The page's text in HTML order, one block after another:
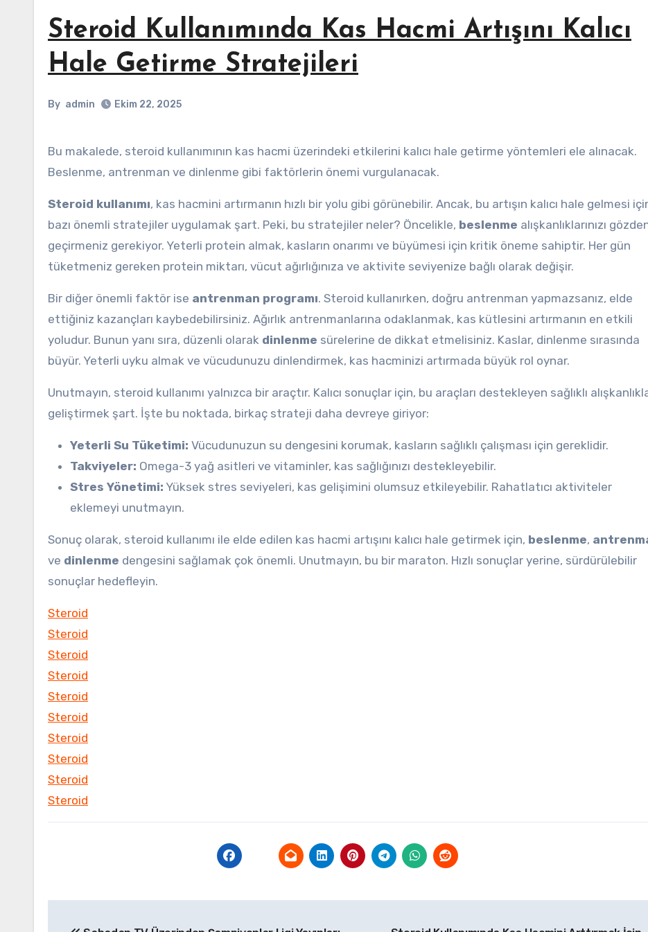
Steroid Kullanımında Kas Hacmi Artışını Kalıcı
Hale Getirme Stratejileri
By admin Ekim 22, 2025
Bu makalede, steroid kullanımının kas hacmi üzerindeki etkilerini kalıcı hale getirme yöntemleri ele alınacak.
Beslenme, antrenman ve dinlenme gibi faktörlerin önemi vurgulanacak.
Steroid kullanımı, kas hacmini artırmanın hızlı bir yolu gibi görünebilir. Ancak, bu artışın kalıcı hale gelmesi
bazı önemli stratejiler uygulamak şart. Peki, bu stratejiler neler? Öncelikle, beslenme alışkanlıklarınızı
geçirmeniz gerekiyor. Yeterli protein almak, kasların onarımı ve büyümesi için kritik öneme sahiptir. Her gün
tüketmeniz gereken protein miktarı, vücut ağırlığınıza ve aktivite seviyenize bağlı olarak değişir.
Bir diğer önemli faktör ise antrenman programı. Steroid kullanırken, doğru antrenman yapmazsanız, elde
ettiğiniz kazançları kaybedebilirsiniz. Ağırlık antrenmanlarına odaklanmak, kas kütlesini artırmanın en etkili
yoludur. Bunun yanı sıra, düzenli olarak dinlenme sürelerine de dikkat etmelisiniz. Kaslar, dinlenme sırasında
büyür. Yeterli uyku almak ve vücudunuzu dinlendirmek, kas hacminizi artırmada büyük rol oynar.
Unutmayın, steroid kullanımı yalnızca bir araçtır. Kalıcı sonuçlar için, bu araçları destekleyen sağlıklı
geliştirmek şart. İşte bu noktada, birkaç strateji daha devreye giriyor:
Yeterli Su Tüketimi: Vücudunuzun su dengesini korumak, kasların sağlıklı çalışması için gereklidir.
Takviyeler: Omega-3 yağ asitleri ve vitaminler, kas sağlığınızı destekleyebilir.
Stres Yönetimi: Yüksek stres seviyeleri, kas gelişimini olumsuz etkileyebilir. Rahatlatıcı aktiviteler
eklemeyi unutmayın.
Sonuç olarak, steroid kullanımı ile elde edilen kas hacmi artışını kalıcı hale getirmek için, beslenme,
ve dinlenme dengesini sağlamak çok önemli. Unutmayın, bu bir maraton. Hızlı sonuçlar yerine, sürdürülebilir
sonuçlar hedefleyin.
Steroid
Steroid
Steroid
Steroid
Steroid
Steroid
Steroid
Steroid
Steroid
Steroid